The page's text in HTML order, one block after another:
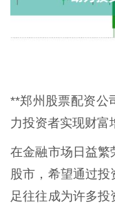
**郑州股票配资公
力投资者实现财富
在金融市场日益繁
股市，希望通过
足往往成为许多投